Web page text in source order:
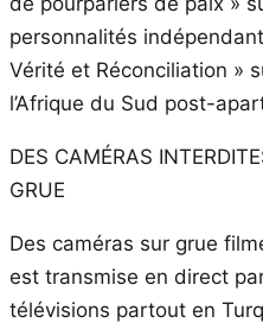
personnalités
Vérité et Réconciliation »
l’Afrique du Sud post-
DES CAMÉRAS
GRUE
Des caméras sur grue
est transmise en direct
télévisions partout en